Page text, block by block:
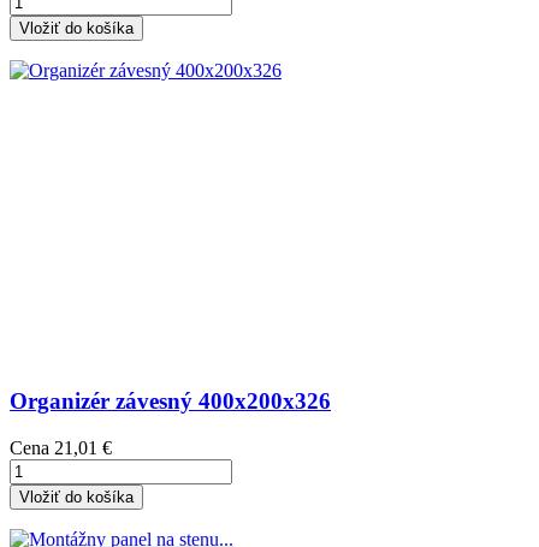
Vložiť do košíka
Organizér závesný 400x200x326
Cena 21,01 €
Vložiť do košíka